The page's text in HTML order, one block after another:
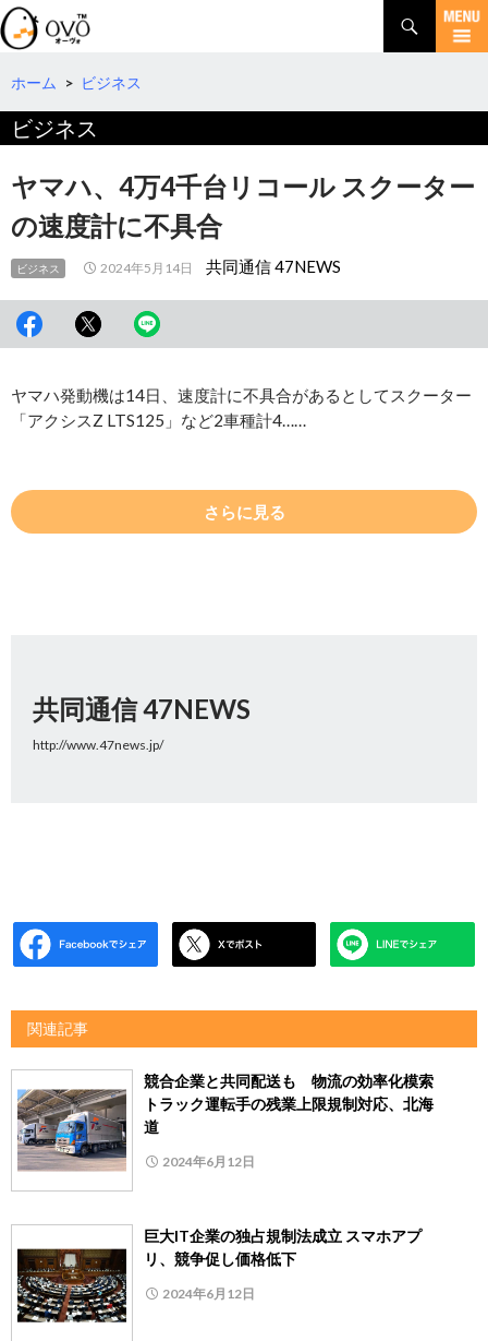
検
索
コ
テ
へ
ホーム > ビジネス
ビジネス
ヤマハ、4万4千台リコール スクーター
の速度計に不具合
ビジネス 2024年5月14日 共同通信 47NEWS
ヤマハ発動機は14日、速度計に不具合があるとしてスクーター
「アクシスZ LTS125」など2車種計4……
さらに見る
共同通信 47NEWS
http://www.47news.jp/
関連記事
競合企業と共同配送も 物流の効率化模索
トラック運転手の残業上限規制対応、北海
道
2024年6月12日
巨大IT企業の独占規制法成立 スマホアプ
リ、競争促し価格低下
2024年6月12日